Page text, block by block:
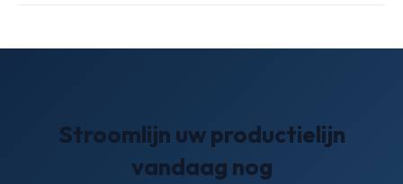
en het schoonmaken gaat snel.
Stroomlijn uw productielijn
vandaag nog